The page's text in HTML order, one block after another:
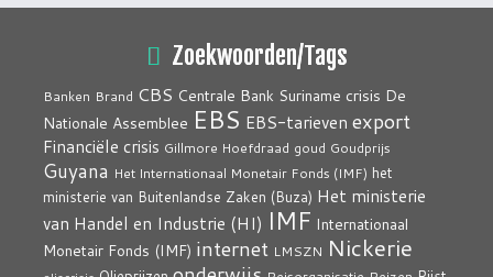
Zoekwoorden/Tags
Banken Brand CBS Centrale Bank Suriname crisis De
Nationale Assemblee EBS EBS-tarieven export
Financiële crisis Gillmore Hoefdraad goud Goudprijs
Guyana Het Internationaal Monetair Fonds (IMF) het
ministerie van Buitenlandse Zaken (Buza) Het ministerie
van Handel en Industrie (HI) IMF Internationaal
Monetair Fonds (IMF) internet LMSZN Nickerie